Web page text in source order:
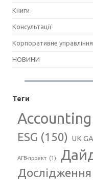
Книги
Консультації
Корпоративне управління
НОВИНИ
Теги
ESG (150) UK
АГВ-проект (1)